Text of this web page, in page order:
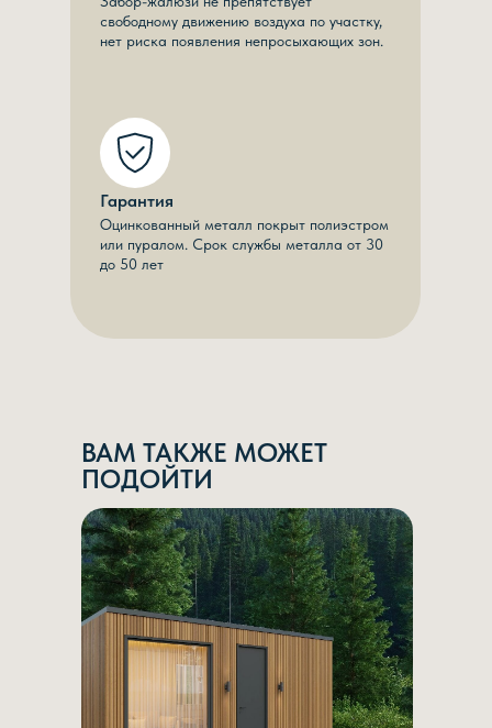
свободному движению воздуха по участку,
нет риска появления непросыхающих зон.
Гарантия
Оцинкованный металл покрыт полиэстром
или пуралом. Срок службы металла от 30
до 50 лет
ВАМ ТАКЖЕ МОЖЕТ
ПОДОЙТИ